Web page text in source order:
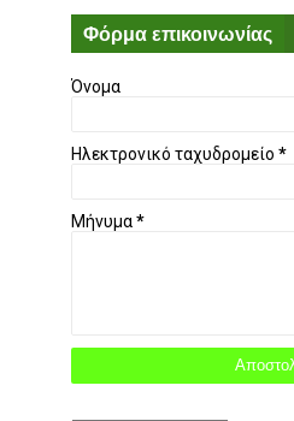
Φόρμα επικοινωνίας
Όνομα
Ηλεκτρονικό ταχυδρομείο *
Μήνυμα*